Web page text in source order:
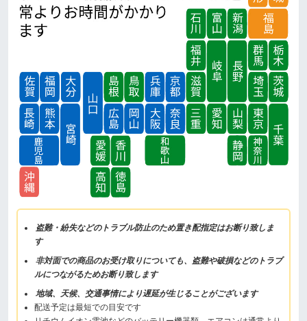
盗難・紛失などのトラブル防止のため置き配指定はお断り致しま
す
非対面での商品のお受け取りについても、盗難や破損などのトラブ
ルにつながるためお断り致します
地域、天候、交通事情により遅延が生じることがございます
配送予定は最短での目安です